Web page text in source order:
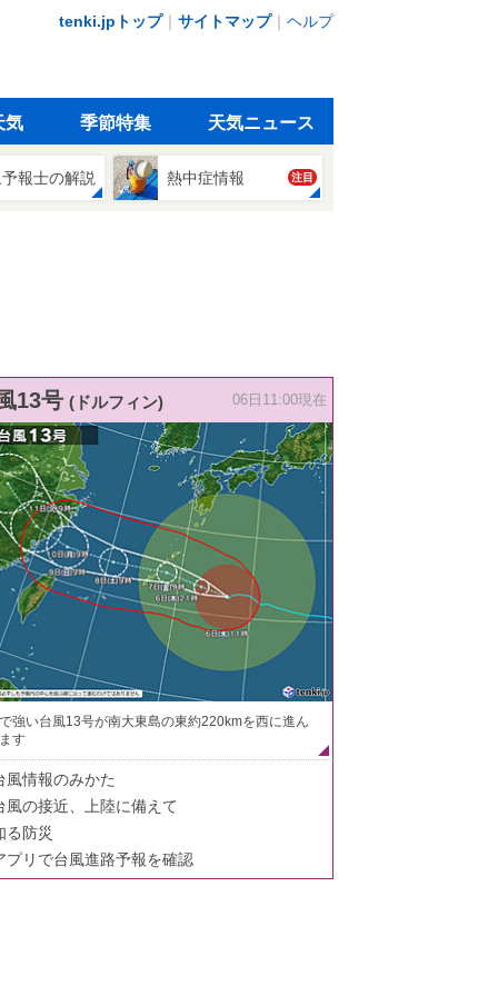
tenki.jpトップ｜ サイトマップ｜ ヘルプ
気 季節特集 天気ニュース
報士の解説 熱中症情報 注目
13号 (ドルフィン) 06日11:00現在
強い台風13号が南大東島の東約220kmを西に進ん
す
風情報のみかた
風の接近、上陸に備えて
る防災
プリで台風進路予報を確認